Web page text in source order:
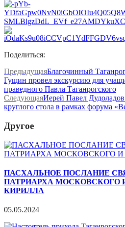
Поделиться:
ПредыдущаяБлагочинный
Гущин провел экскурсию для
праведного Павла Таганрогского
СледующаяИерей Павел
круглого стола в рамках форума
Другое
ПАСХАЛЬНОЕ ПОСЛАНИЕ
ПАТРИАРХА МОСКОВСКОГО
КИРИЛЛА
05.05.2024